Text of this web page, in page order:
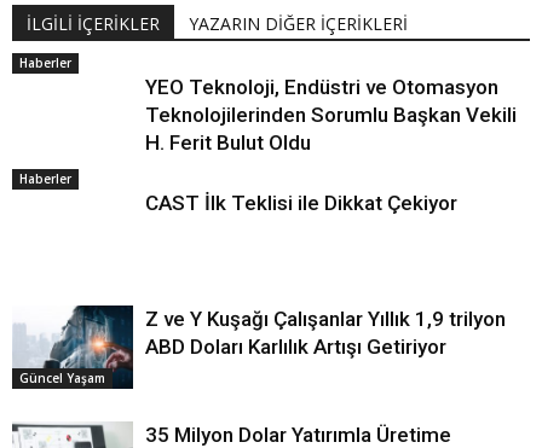
İLGİLİ İÇERİKLER YAZARIN DİĞER İÇERİKLERİ
Haberler
YEO Teknoloji, Endüstri ve Otomasyon
Teknolojilerinden Sorumlu Başkan Vekili
H. Ferit Bulut Oldu
Haberler
CAST İlk Teklisi ile Dikkat Çekiyor
Güncel Yaşam
Z ve Y Kuşağı Çalışanlar Yıllık 1,9 trilyon
ABD Doları Karlılık Artışı Getiriyor
35 Milyon Dolar Yatırımla Üretime